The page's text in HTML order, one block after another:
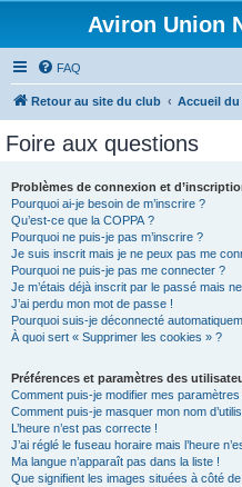
Aviron Union
FAQ
Retour au site du club Accueil
Foire aux questions
Problèmes de connexion et
Pourquoi ai-je besoin de m’inscrire ?
Qu’est-ce que la COPPA ?
Pourquoi ne puis-je pas m’inscrire ?
Je suis inscrit mais je ne peux pas me
Pourquoi ne puis-je pas me connecter ?
Je m’étais déjà inscrit par le passé mais
J’ai perdu mon mot de passe !
Pourquoi suis-je déconnecté
À quoi sert « Supprimer les cookies » ?
Préférences et paramètres des
Comment puis-je modifier mes paramètres
Comment puis-je masquer mon nom
L’heure n’est pas correcte !
J’ai réglé le fuseau horaire mais l’heure
Ma langue n’apparaît pas dans la liste !
Que signifient les images situées à côté